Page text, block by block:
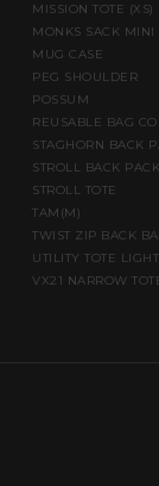
MISSION TOTE
MONKS SACK MINI
MUG CASE
PEG SHOULDER
POSSUM
REUSABLE BAG
STAGHORN BACK
STROLL BACK
STROLL TOTE
TAM(M)
TWIST ZIP BACK
UTILITY TOTE LIGHT
VX21 NARROW